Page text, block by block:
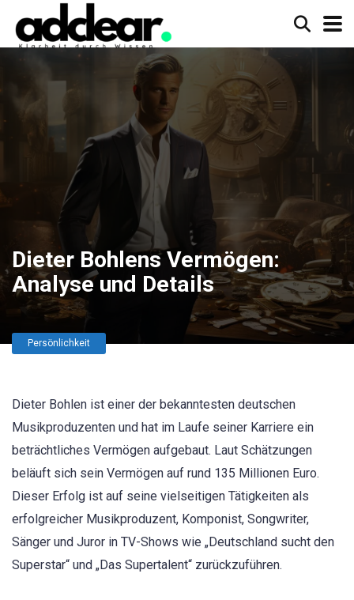
Dieter Bohlens Vermögen:
Analyse und Details
Persönlichkeit
Dieter Bohlen ist einer der bekanntesten deutschen
Musikproduzenten und hat im Laufe seiner Karriere ein
beträchtliches Vermögen aufgebaut. Laut Schätzungen
beläuft sich sein Vermögen auf rund 135 Millionen Euro.
Dieser Erfolg ist auf seine vielseitigen Tätigkeiten als
erfolgreicher Musikproduzent, Komponist, Songwriter,
Sänger und Juror in TV-Shows wie „Deutschland sucht den
Superstar“ und „Das Supertalent“ zurückzuführen.